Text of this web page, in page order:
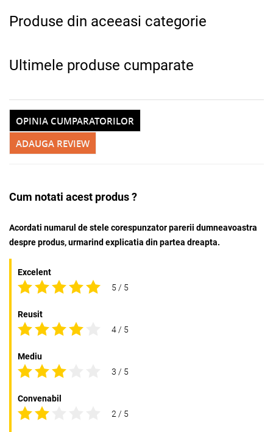
Produse din aceeasi categorie
Ultimele produse cumparate
ADAUGA REVIEW
OPINIA CUMPARATORILOR
Cum notati acest produs ?
Acordati numarul de stele corespunzator parerii dumneavoastra
despre produs, urmarind explicatia din partea dreapta.
Excelent
5 / 5
Reusit
4 / 5
Mediu
3 / 5
Convenabil
2 / 5